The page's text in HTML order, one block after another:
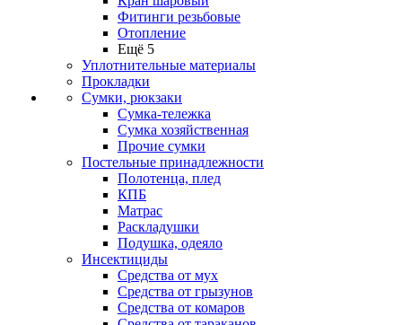
Фитинги резьбовые
Отопление
Ещё 5
Уплотнительные материалы
Прокладки
Сумки, рюкзаки
Сумка-тележка
Сумка хозяйственная
Прочие сумки
Постельные принадлежности
Полотенца, плед
КПБ
Матрас
Раскладушки
Подушка, одеяло
Инсектициды
Средства от мух
Средства от грызунов
Средства от комаров